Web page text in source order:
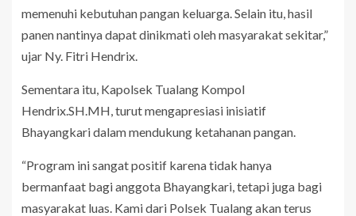
memenuhi kebutuhan pangan keluarga. Selain itu, hasil
panen nantinya dapat dinikmati oleh masyarakat sekitar,”
ujar Ny. Fitri Hendrix.
Sementara itu, Kapolsek Tualang Kompol
Hendrix.SH.MH, turut mengapresiasi inisiatif
Bhayangkari dalam mendukung ketahanan pangan.
“Program ini sangat positif karena tidak hanya
bermanfaat bagi anggota Bhayangkari, tetapi juga bagi
masyarakat luas. Kami dari Polsek Tualang akan terus